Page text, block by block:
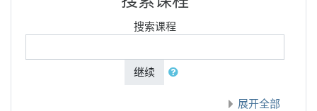
搜索课程
继续
展开全部